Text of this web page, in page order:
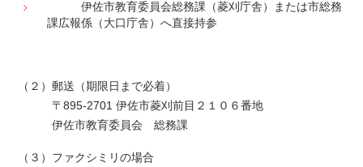
伊佐市教育委員会総務課（菱刈庁舎）または市総務
課広報係（大口庁舎）へ直接持参
（２）郵送 （期限日まで必着）
〒895-2701 伊佐市菱刈前目２１０６番地
伊佐市教育委員会 総務課
（３）ファクシミリの場合